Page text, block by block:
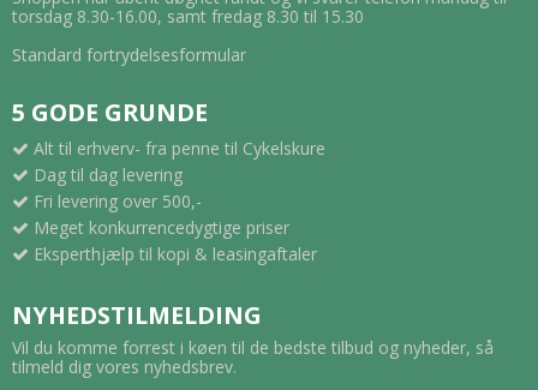
torsdag 8.30-16.00, samt fredag 8.30 til 15.30
Standard fortrydelsesformular
5 GODE GRUNDE
Alt til erhverv- fra penne til Cykelskure
Dag til dag levering
Fri levering over 500,-
Meget konkurrencedygtige priser
Eksperthjælp til kopi & leasingaftaler
NYHEDSTILMELDING
Vil du komme forrest i køen til de bedste tilbud og nyheder, så
tilmeld dig vores nyhedsbrev.